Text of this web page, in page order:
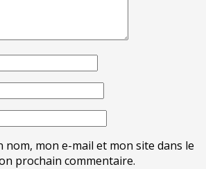
nom, mon e-mail et mon site dans le
prochain commentaire.